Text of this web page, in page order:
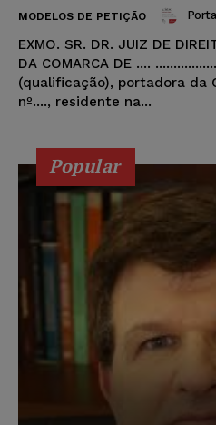
MODELOS DE PETIÇÃO
EXMO. SR. DR. JUIZ DE
DA COMARCA DE ....
(qualificação), portadora da
nº...., residente na...
Popular